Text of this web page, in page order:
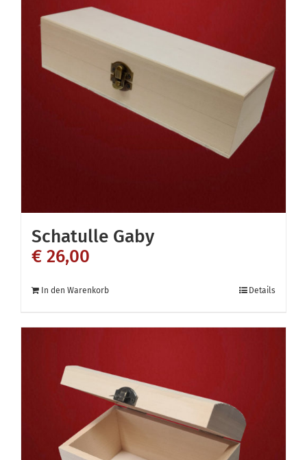
Schatulle Gaby
€ 26,00
In den Warenkorb Details